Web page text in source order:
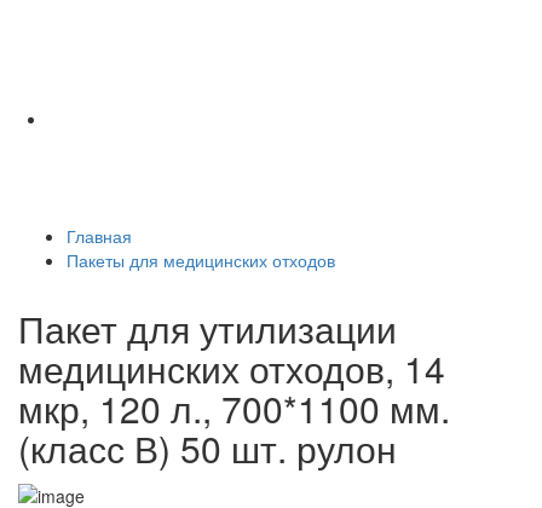
Главная
Пакеты для медицинских отходов
Пакет для утилизации
медицинских отходов, 14
мкр, 120 л., 700*1100 мм.
(класс В) 50 шт. рулон